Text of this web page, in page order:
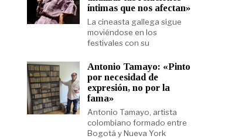
íntimas que nos afectan»
La cineasta gallega sigue
moviéndose en los
festivales con su
Antonio Tamayo: «Pinto
por necesidad de
expresión, no por la
fama»
Antonio Tamayo, artista
colombiano formado entre
Bogotá y Nueva York